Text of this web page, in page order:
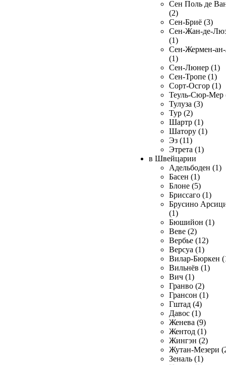
Сен Поль де
(2)
Сен-Бриё (3)
Сен-Жан-де-
(1)
Сен-Жермен-
(1)
Сен-Люнер (1)
Сен-Тропе (1)
Сорт-Осгор (1)
Теуль-Сюр-Мер
Тулуза (3)
Тур (2)
Шартр (1)
Шатору (1)
Эз (11)
Этрета (1)
в Швейцарии
Адельбоден (1)
Басен (1)
Блоне (5)
Бриссаго (1)
Брусино
(1)
Бюшийон (1)
Веве (2)
Вербье (12)
Версуа (1)
Вилар-Бюркен
Вильнёв (1)
Вич (1)
Гранво (2)
Грансон (1)
Гштад (4)
Давос (1)
Женева (9)
Жентод (1)
Жингэн (2)
Жутан-Мезери
Зеналь (1)